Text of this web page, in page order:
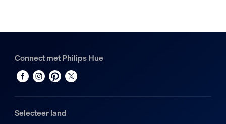
Connect met Philips Hue
Selecteer land